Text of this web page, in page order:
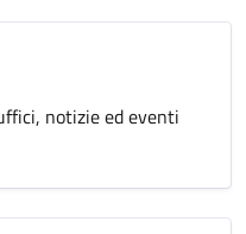
notizie ed eventi